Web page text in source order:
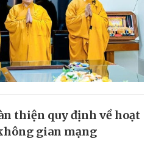
thiện quy định về hoạt
gian mạng